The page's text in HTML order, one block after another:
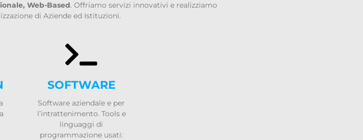
Web-Based. Offriamo servizi innovativi e realizziamo
di Aziende ed Istituzioni.
SOFTWARE
Software aziendale e per
l’intrattenimento. Tools e
linguaggi di
programmazione usati: